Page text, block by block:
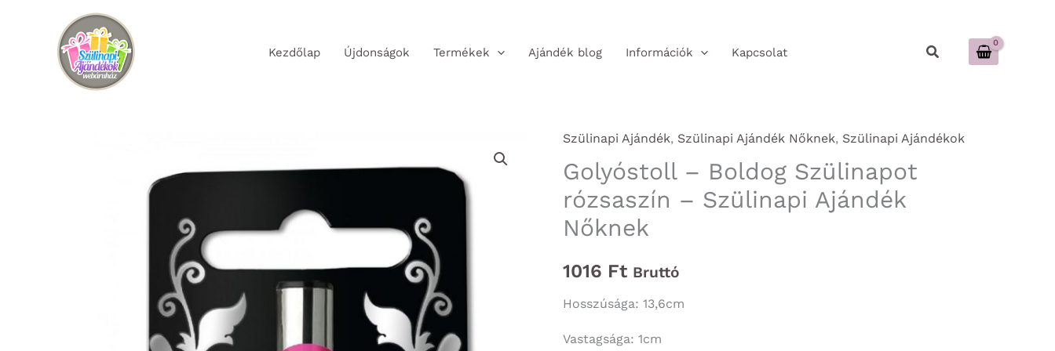
Kezdőlap Újdonságok Termékek Ajándék blog Információk Kapcsolat Keresés
Szülinapi Ajándék, Szülinapi Ajándék Nőknek, Szülinapi Ajándékok
Golyóstoll – Boldog Szülinapot
rózsaszín – Szülinapi Ajándék
Nőknek
1016 Ft Bruttó
Hosszúsága: 13,6cm
Vastagsága: 1cm